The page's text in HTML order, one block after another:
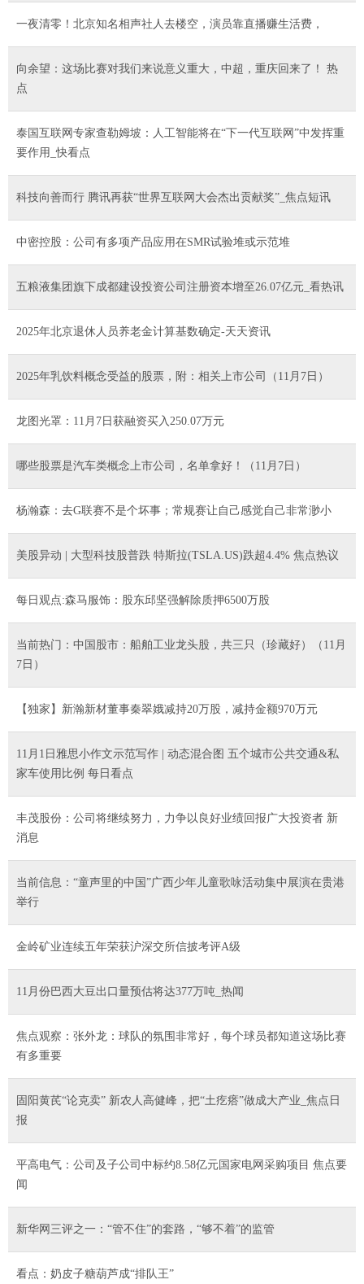
一夜清零！北京知名相声社人去楼空，演员靠直播赚生活费，
向余望：这场比赛对我们来说意义重大，中超，重庆回来了！ 热
点
泰国互联网专家查勒姆坡：人工智能将在“下一代互联网”中发挥重
要作用_快看点
科技向善而行 腾讯再获“世界互联网大会杰出贡献奖”_焦点短讯
中密控股：公司有多项产品应用在SMR试验堆或示范堆
五粮液集团旗下成都建设投资公司注册资本增至26.07亿元_看热讯
2025年北京退休人员养老金计算基数确定-天天资讯
2025年乳饮料概念受益的股票，附：相关上市公司（11月7日）
龙图光罩：11月7日获融资买入250.07万元
哪些股票是汽车类概念上市公司，名单拿好！（11月7日）
杨瀚森：去G联赛不是个坏事；常规赛让自己感觉自己非常渺小
美股异动 | 大型科技股普跌 特斯拉(TSLA.US)跌超4.4% 焦点热议
每日观点:森马服饰：股东邱坚强解除质押6500万股
当前热门：中国股市：船舶工业龙头股，共三只（珍藏好）（11月
7日）
【独家】新瀚新材董事秦翠娥减持20万股，减持金额970万元
11月1日雅思小作文示范写作 | 动态混合图 五个城市公共交通&私
家车使用比例 每日看点
丰茂股份：公司将继续努力，力争以良好业绩回报广大投资者 新
消息
当前信息：“童声里的中国”广西少年儿童歌咏活动集中展演在贵港
举行
金岭矿业连续五年荣获沪深交所信披考评A级
11月份巴西大豆出口量预估将达377万吨_热闻
焦点观察：张外龙：球队的氛围非常好，每个球员都知道这场比赛
有多重要
固阳黄芪“论克卖” 新农人高健峰，把“土疙瘩”做成大产业_焦点日
报
平高电气：公司及子公司中标约8.58亿元国家电网采购项目 焦点要
闻
新华网三评之一：“管不住”的套路，“够不着”的监管
看点：奶皮子糖葫芦成“排队王”